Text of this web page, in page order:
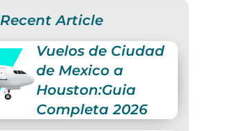
Recent Article
Vuelos de Ciudad
de Mexico a
Houston:Guia
Completa 2026